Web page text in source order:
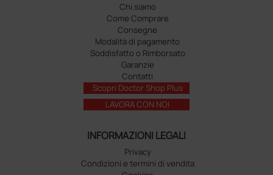
Chi siamo
Come Comprare
Consegne
Modalità di pagamento
Soddisfatto o Rimborsato
Garanzie
Contatti
Scopri Doctor Shop Plus
LAVORA CON NOI
INFORMAZIONI LEGALI
Privacy
Condizioni e termini di vendita